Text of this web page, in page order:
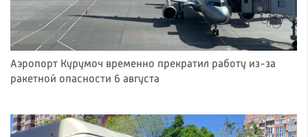
Аэропорт Курумоч временно прекратил работу из-за
ракетной опасности 6 августа